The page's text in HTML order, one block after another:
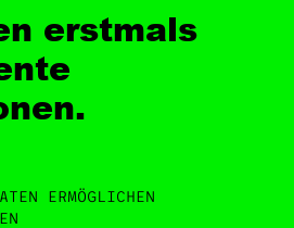
erstmals
ERMÖGLICHEN